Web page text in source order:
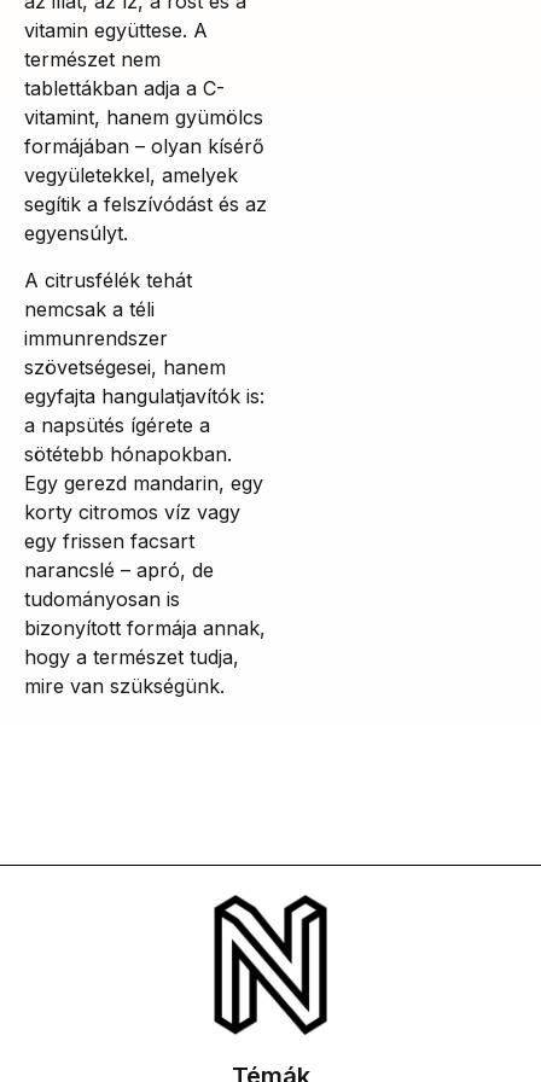
vitamin együttese. A
természet nem
tablettákban adja a C-
vitamint, hanem gyümölcs
formájában – olyan kísérő
vegyületekkel, amelyek
segítik a felszívódást és az
egyensúlyt.
A citrusfélék tehát
nemcsak a téli
immunrendszer
szövetségesei, hanem
egyfajta hangulatjavítók is:
a napsütés ígérete a
sötétebb hónapokban.
Egy gerezd mandarin, egy
korty citromos víz vagy
egy frissen facsart
narancslé – apró, de
tudományosan is
bizonyított formája annak,
hogy a természet tudja,
mire van szükségünk.
Témák